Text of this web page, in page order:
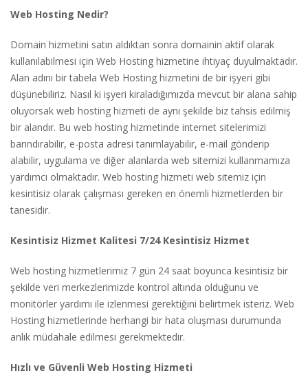
Web Hosting Nedir?
Domain hizmetini satın aldıktan sonra domainin aktif olarak
kullanılabilmesi için Web Hosting hizmetine ihtiyaç duyulmaktadır.
Alan adını bir tabela Web Hosting hizmetini de bir işyeri gibi
düşünebiliriz. Nasıl ki işyeri kiraladığımızda mevcut bir alana sahip
oluyorsak web hosting hizmeti de aynı şekilde biz tahsis edilmiş
bir alandır. Bu web hosting hizmetinde internet sitelerimizi
barındırabilir, e-posta adresi tanımlayabilir, e-mail gönderip
alabilir, uygulama ve diğer alanlarda web sitemizi kullanmamıza
yardımcı olmaktadır. Web hosting hizmeti web sitemiz için
kesintisiz olarak çalışması gereken en önemli hizmetlerden bir
tanesidir.
Kesintisiz Hizmet Kalitesi 7/24 Kesintisiz Hizmet
Web hosting hizmetlerimiz 7 gün 24 saat boyunca kesintisiz bir
şekilde veri merkezlerimizde kontrol altında olduğunu ve
monitörler yardımı ile izlenmesi gerektiğini belirtmek isteriz. Web
Hosting hizmetlerinde herhangi bir hata oluşması durumunda
anlık müdahale edilmesi gerekmektedir.
Hızlı ve Güvenli Web Hosting Hizmeti